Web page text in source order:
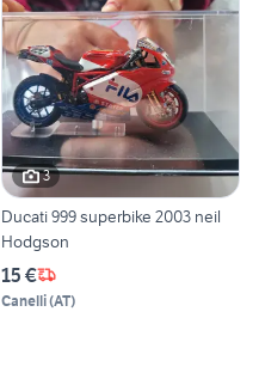
3
Ducati 999 superbike 2003 neil
Hodgson
15 €
Canelli(AT)